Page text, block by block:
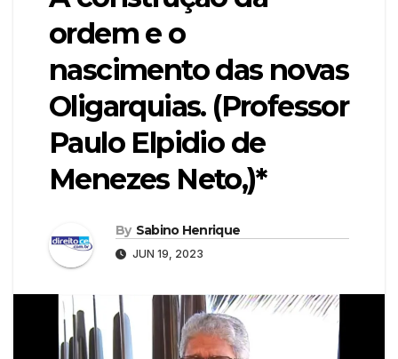
ordem e o
nascimento das novas
Oligarquias. (Professor
Paulo Elpidio de
Menezes Neto,)*
By Sabino Henrique
JUN 19, 2023